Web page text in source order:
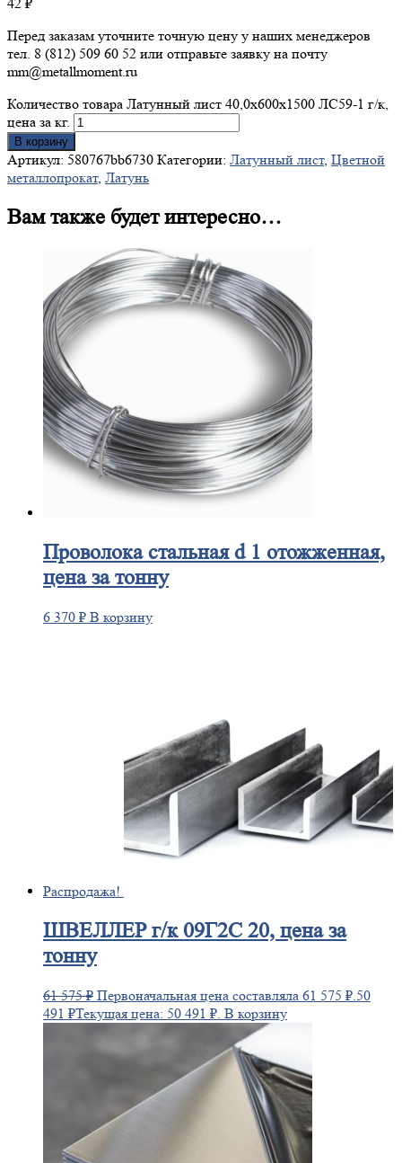
Перед заказам уточните точную цену у наших менеджеров
тел. 8 (812) 509 60 52 или отправьте заявку на почту
mm@metallmoment.ru
Количество товара Латунный лист 40,0х600х1500 ЛС59-1 г/к,
цена за кг.
В корзину
Артикул: 580767bb6730 Категории: Латунный лист, Цветной
металлопрокат, Латунь
Вам также будет интересно…
Проволокастальная d 1 отожженная,
цена за тонну
6 370 ₽ В корзину
Распродажа!
ШВЕЛЛЕРг/к 09Г2С 20, цена за
тонну
61 575₽ Первоначальная цена составляла 61 575 ₽. 50
491 ₽Текущая цена: 50 491 ₽. В корзину